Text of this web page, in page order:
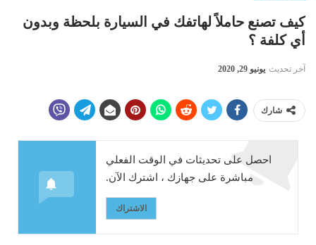
كيف تصنع حاملاً لهاتفك في السيارة بلحظة وبدون
أي كلفة ؟
آخر تحديث يونيو 29, 2020
شارك
احصل على تحديثات في الوقت الفعلي
مباشرة على جهازك ، اشترك الآن.
الاشتراك